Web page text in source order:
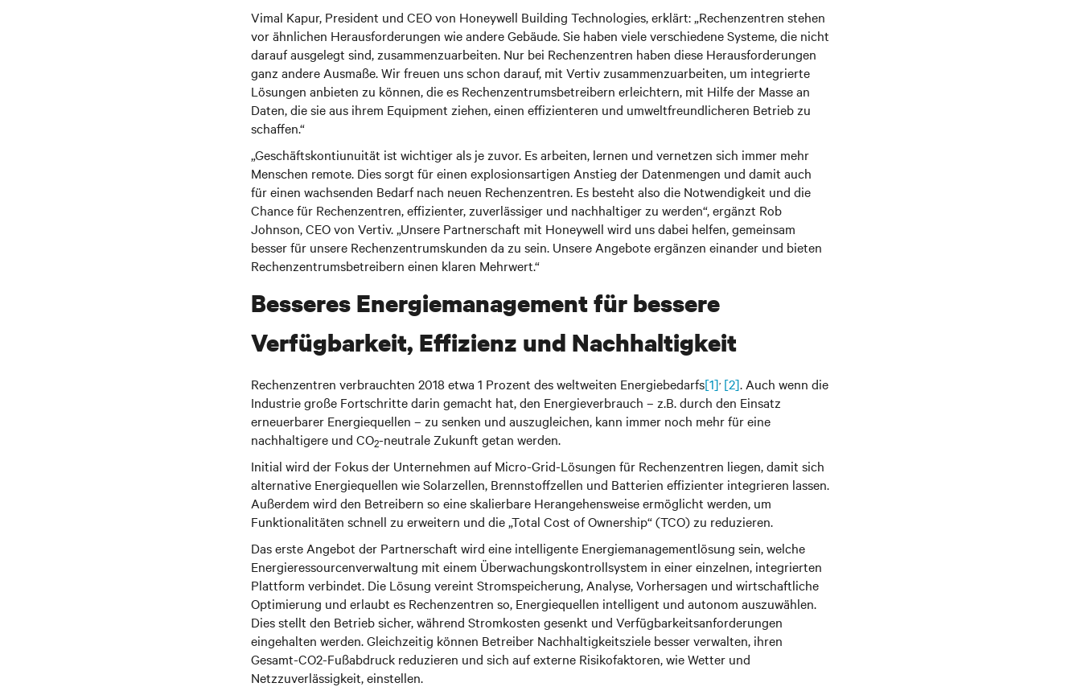
Vimal Kapur, President und CEO von Honeywell Building Technologies, erklärt: „Rechenzentren stehen
vor ähnlichen Herausforderungen wie andere Gebäude. Sie haben viele verschiedene Systeme, die nicht
darauf ausgelegt sind, zusammenzuarbeiten. Nur bei Rechenzentren haben diese Herausforderungen
ganz andere Ausmaße. Wir freuen uns schon darauf, mit Vertiv zusammenzuarbeiten, um integrierte
Lösungen anbieten zu können, die es Rechenzentrumsbetreibern erleichtern, mit Hilfe der Masse an
Daten, die sie aus ihrem Equipment ziehen, einen effizienteren und umweltfreundlicheren Betrieb zu
schaffen.“
„Geschäftskontiunuität ist wichtiger als je zuvor. Es arbeiten, lernen und vernetzen sich immer mehr
Menschen remote. Dies sorgt für einen explosionsartigen Anstieg der Datenmengen und damit auch
für einen wachsenden Bedarf nach neuen Rechenzentren. Es besteht also die Notwendigkeit und die
Chance für Rechenzentren, effizienter, zuverlässiger und nachhaltiger zu werden“, ergänzt Rob
Johnson, CEO von Vertiv. „Unsere Partnerschaft mit Honeywell wird uns dabei helfen, gemeinsam
besser für unsere Rechenzentrumskunden da zu sein. Unsere Angebote ergänzen einander und bieten
Rechenzentrumsbetreibern einen klaren Mehrwert.“
Besseres Energiemanagement für bessere
Verfügbarkeit, Effizienz und Nachhaltigkeit
Rechenzentren verbrauchten 2018 etwa 1 Prozent des weltweiten Energiebedarfs[1] [2]. Auch wenn die
Industrie große Fortschritte darin gemacht hat, den Energieverbrauch – z.B. durch den Einsatz
erneuerbarer Energiequellen – zu senken und auszugleichen, kann immer noch mehr für eine
nachhaltigere und CO2-neutrale Zukunft getan werden.
Initial wird der Fokus der Unternehmen auf Micro-Grid-Lösungen für Rechenzentren liegen, damit sich
alternative Energiequellen wie Solarzellen, Brennstoffzellen und Batterien effizienter integrieren lassen.
Außerdem wird den Betreibern so eine skalierbare Herangehensweise ermöglicht werden, um
Funktionalitäten schnell zu erweitern und die „Total Cost of Ownership“ (TCO) zu reduzieren.
Das erste Angebot der Partnerschaft wird eine intelligente Energiemanagementlösung sein, welche
Energieressourcenverwaltung mit einem Überwachungskontrollsystem in einer einzelnen, integrierten
Plattform verbindet. Die Lösung vereint Stromspeicherung, Analyse, Vorhersagen und wirtschaftliche
Optimierung und erlaubt es Rechenzentren so, Energiequellen intelligent und autonom auszuwählen.
Dies stellt den Betrieb sicher, während Stromkosten gesenkt und Verfügbarkeitsanforderungen
eingehalten werden. Gleichzeitig können Betreiber Nachhaltigkeitsziele besser verwalten, ihren
Gesamt-CO2-Fußabdruck reduzieren und sich auf externe Risikofaktoren, wie Wetter und
Netzzuverlässigkeit, einstellen.